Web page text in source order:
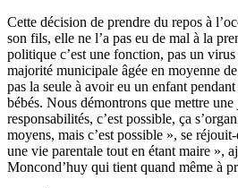
Cette décision de prendre du repos à
son fils, elle ne l’a pas eu de mal à la
politique c’est une fonction, pas un
majorité municipale âgée en moyenne
pas la seule à avoir eu un enfant
bébés. Nous démontrons que mettre
responsabilités, c’est possible, ça
moyens, mais c’est possible », se
une vie parentale tout en étant maire »,
Moncond’huy qui tient quand même à